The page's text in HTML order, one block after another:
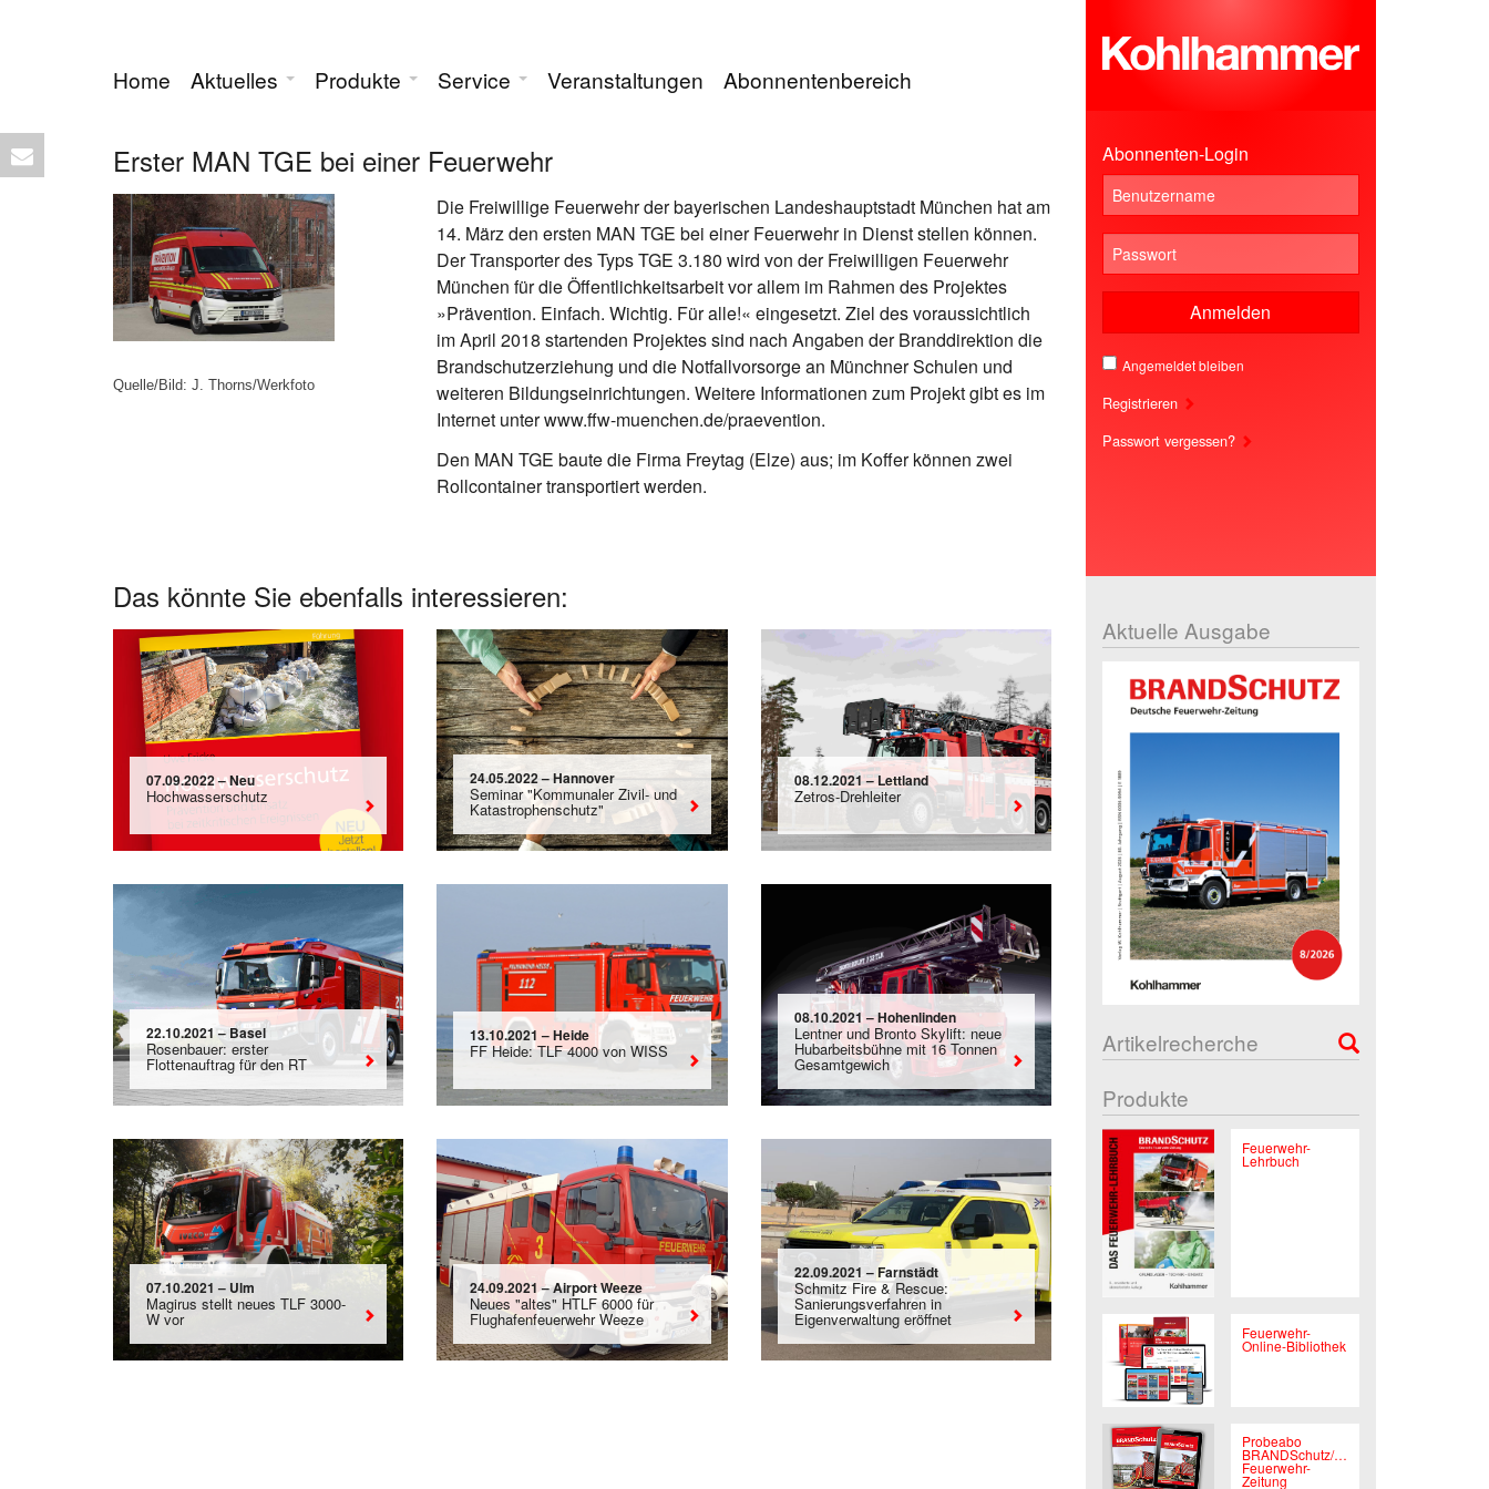
Home Aktuelles Produkte Service Veranstaltungen Abonnentenbereich
Erster MAN TGE bei einer Feuerwehr
Quelle/Bild: J. Thorns/Werkfoto
Die Freiwillige Feuerwehr der bayerischen Landeshauptstadt München hat am
14. März den ersten MAN TGE bei einer Feuerwehr in Dienst stellen können.
Der Transporter des Typs TGE 3.180 wird von der Freiwilligen Feuerwehr
München für die Öffentlichkeitsarbeit vor allem im Rahmen des Projektes
»Prävention. Einfach. Wichtig. Für alle!« eingesetzt. Ziel des voraussichtlich
im April 2018 startenden Projektes sind nach Angaben der Branddirektion die
Brandschutzerziehung und die Notfallvorsorge an Münchner Schulen und
weiteren Bildungseinrichtungen. Weitere Informationen zum Projekt gibt es im
Internet unter www.ffw-muenchen.de/praevention.
Den MAN TGE baute die Firma Freytag (Elze) aus; im Koffer können zwei
Rollcontainer transportiert werden.
Das könnte Sie ebenfalls interessieren:
07.09.2022 – Neu
Hochwasserschutz
24.05.2022 – Hannover
Seminar "Kommunaler Zivil- und
Katastrophenschutz"
08.12.2021 – Lettland
Zetros-Drehleiter
22.10.2021 – Basel
Rosenbauer: erster
Flottenauftrag für den RT
13.10.2021 – Heide
FF Heide: TLF 4000 von WISS
08.10.2021 – Hohenlinden
Lentner und Bronto Skylift: neue
Hubarbeitsbühne mit 16 Tonnen
Gesamtgewich
07.10.2021 – Ulm
Magirus stellt neues TLF 3000-
W vor
24.09.2021 – Airport Weeze
Neues "altes" HTLF 6000 für
Flughafenfeuerwehr Weeze
22.09.2021 – Farnstädt
Schmitz Fire & Rescue:
Sanierungsverfahren in
Eigenverwaltung eröffnet
Abonnenten-Login
Anmelden
Angemeldet bleiben
Registrieren
Passwort vergessen?
Aktuelle Ausgabe
Artikelrecherche
Produkte
Feuerwehr-
Lehrbuch
Feuerwehr-
Online-Bibliothek
Probeabo
BRANDSchutz/Deutsche
Feuerwehr-
Zeitung